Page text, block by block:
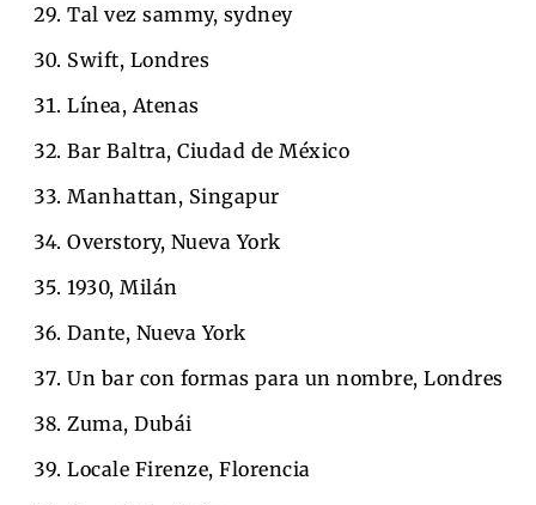
Tal vez sammy, sydney
Swift, Londres
Línea, Atenas
Bar Baltra, Ciudad de México
Manhattan, Singapur
Overstory, Nueva York
1930, Milán
Dante, Nueva York
Un bar con formas para un nombre, Londres
Zuma, Dubái
Locale Firenze, Florencia